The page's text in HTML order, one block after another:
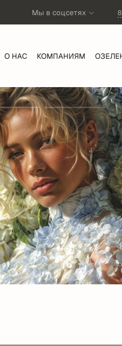
Мы в соцсетях
О НАС КОМПАНИЯМ